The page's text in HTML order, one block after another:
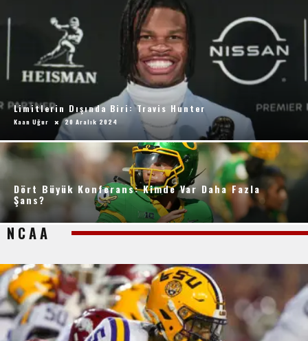
Limitlerin Dışında Biri: Travis Hunter
Kaan Uğur 20 Aralık 2024
Dört Büyük Konferans: Kimde Var Daha Fazla
Şans?
NCAA